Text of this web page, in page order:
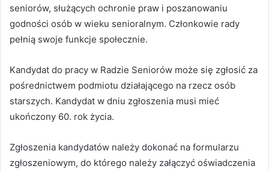
seniorów, służących ochronie praw i poszanowaniu
godności osób w wieku senioralnym. Członkowie rady
pełnią swoje funkcje społecznie.
Kandydat do pracy w Radzie Seniorów może się zgłosić za
pośrednictwem podmiotu działającego na rzecz osób
starszych. Kandydat w dniu zgłoszenia musi mieć
ukończony 60. rok życia.
Zgłoszenia kandydatów należy dokonać na formularzu
zgłoszeniowym, do którego należy załączyć oświadczenia